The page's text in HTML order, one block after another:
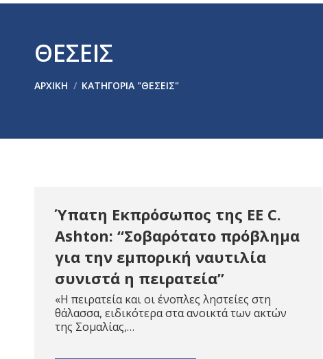
ΘΕΣΕΙΣ
ΑΡΧΙΚΉ ΚΑΤΗΓΟΡΊΑ "ΘΕΣΕΙΣ"
Ύπατη Εκπρόσωπος της ΕΕ C.
Ashton: “Σοβαρότατο πρόβλημα
για την εμπορική ναυτιλία
συνιστά η πειρατεία”
«Η πειρατεία και οι ένοπλες ληστείες στη
θάλασσα, ειδικότερα στα ανοικτά των ακτών
της Σομαλίας,…